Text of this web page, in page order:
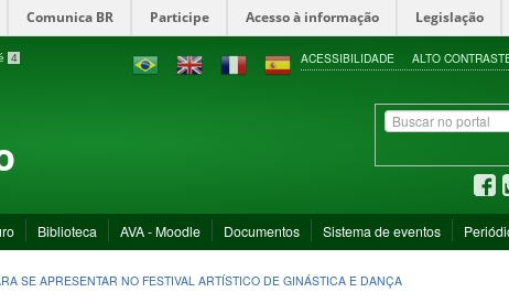
Comunica BR Participe Acesso à informação Legislação
4 ACESSIBILIDADE ALTO
Biblioteca AVA - Moodle Documentos Sistema de eventos
SE APRESENTAR NO FESTIVAL ARTÍSTICO DE GINÁSTICA E DANÇA